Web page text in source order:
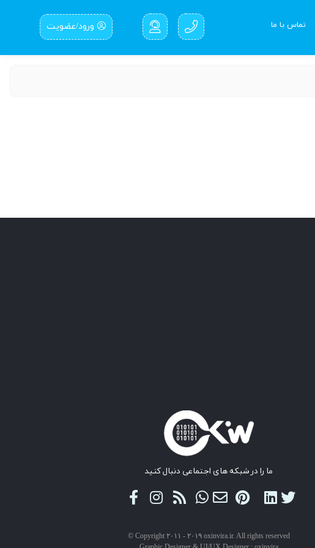
تماس با ما ورود/عضویت
ما را در شبکه های اجتماعی دنبال کنید
© Copyright ۲۰۱۱ - ۲۰۱۹ oxinvira.ir. All rights reserved